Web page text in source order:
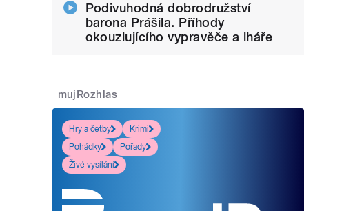
Podivuhodná dobrodružství
barona Prášila. Příhody
okouzlujícího vypravěče a lháře
mujRozhlas
Hry a četby
Krimi
Pohádky
Pořady
Živé vysílání